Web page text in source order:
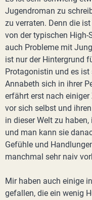
Jugendroman zu
zu verraten. Denn die
von der typischen High-
auch Probleme mit
ist nur der Hintergrund
Protagonistin und es ist
Annabeth sich in ihrer
erfährt erst nach einiger
vor sich selbst und
in dieser Welt zu
und man kann sie
Gefühle und
manchmal sehr naiv
Mir haben auch einige
gefallen, die ein wenig